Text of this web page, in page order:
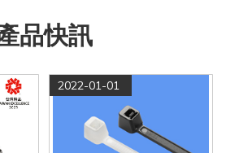
品快訊
2022-01-01